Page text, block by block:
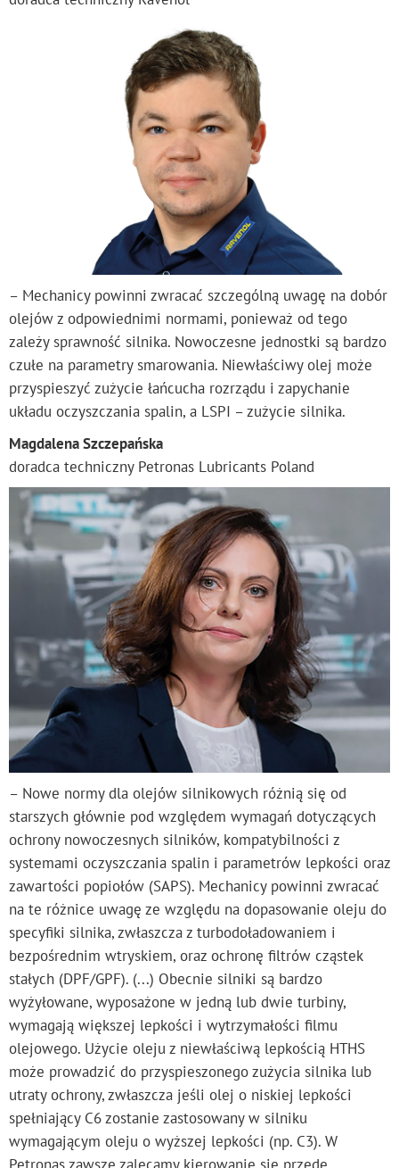
– Mechanicy powinni zwracać szczególną uwagę na dobór
olejów z odpowiednimi normami, ponieważ od tego
zależy sprawność silnika. Nowoczesne jednostki są bardzo
czułe na parametry smarowania. Niewłaściwy olej może
przyspieszyć zużycie łańcucha rozrządu i zapychanie
układu oczyszczania spalin, a LSPI – zużycie silnika.
Magdalena Szczepańska
doradca techniczny Petronas Lubricants Poland
– Nowe normy dla olejów silnikowych różnią się od
starszych głównie pod względem wymagań dotyczących
ochrony nowoczesnych silników, kompatybilności z
systemami oczyszczania spalin i parametrów lepkości oraz
zawartości popiołów (SAPS). Mechanicy powinni zwracać
na te różnice uwagę ze względu na dopasowanie oleju do
specyfiki silnika, zwłaszcza z turbodoładowaniem i
bezpośrednim wtryskiem, oraz ochronę filtrów cząstek
stałych (DPF/GPF). (...) Obecnie silniki są bardzo
wyżyłowane, wyposażone w jedną lub dwie turbiny,
wymagają większej lepkości i wytrzymałości filmu
olejowego. Użycie oleju z niewłaściwą lepkością HTHS
może prowadzić do przyspieszonego zużycia silnika lub
utraty ochrony, zwłaszcza jeśli olej o niskiej lepkości
spełniający C6 zostanie zastosowany w silniku
wymagającym oleju o wyższej lepkości (np. C3). W